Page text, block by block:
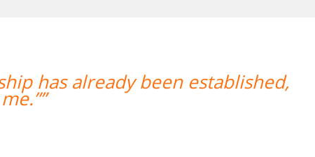
“”Venho o professor Marcus da
mostrou sempre comprometido